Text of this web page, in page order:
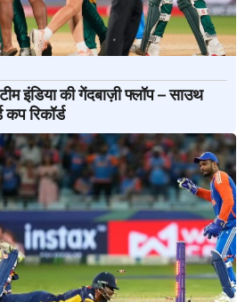
इंडिया की गेंदबाज़ी फ्लॉप – साउथ
रिकॉर्ड